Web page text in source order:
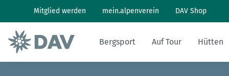
Mitglied werden mein.alpenverein DAV Shop
Bergsport Auf Tour Hütten